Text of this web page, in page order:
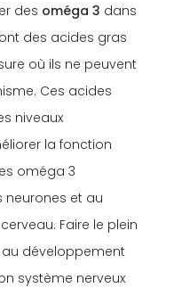
des oméga 3 dans
des acides gras
où ils ne peuvent
Ces acides
niveaux
la fonction
oméga 3
et au
Faire le plein
développement
système nerveux